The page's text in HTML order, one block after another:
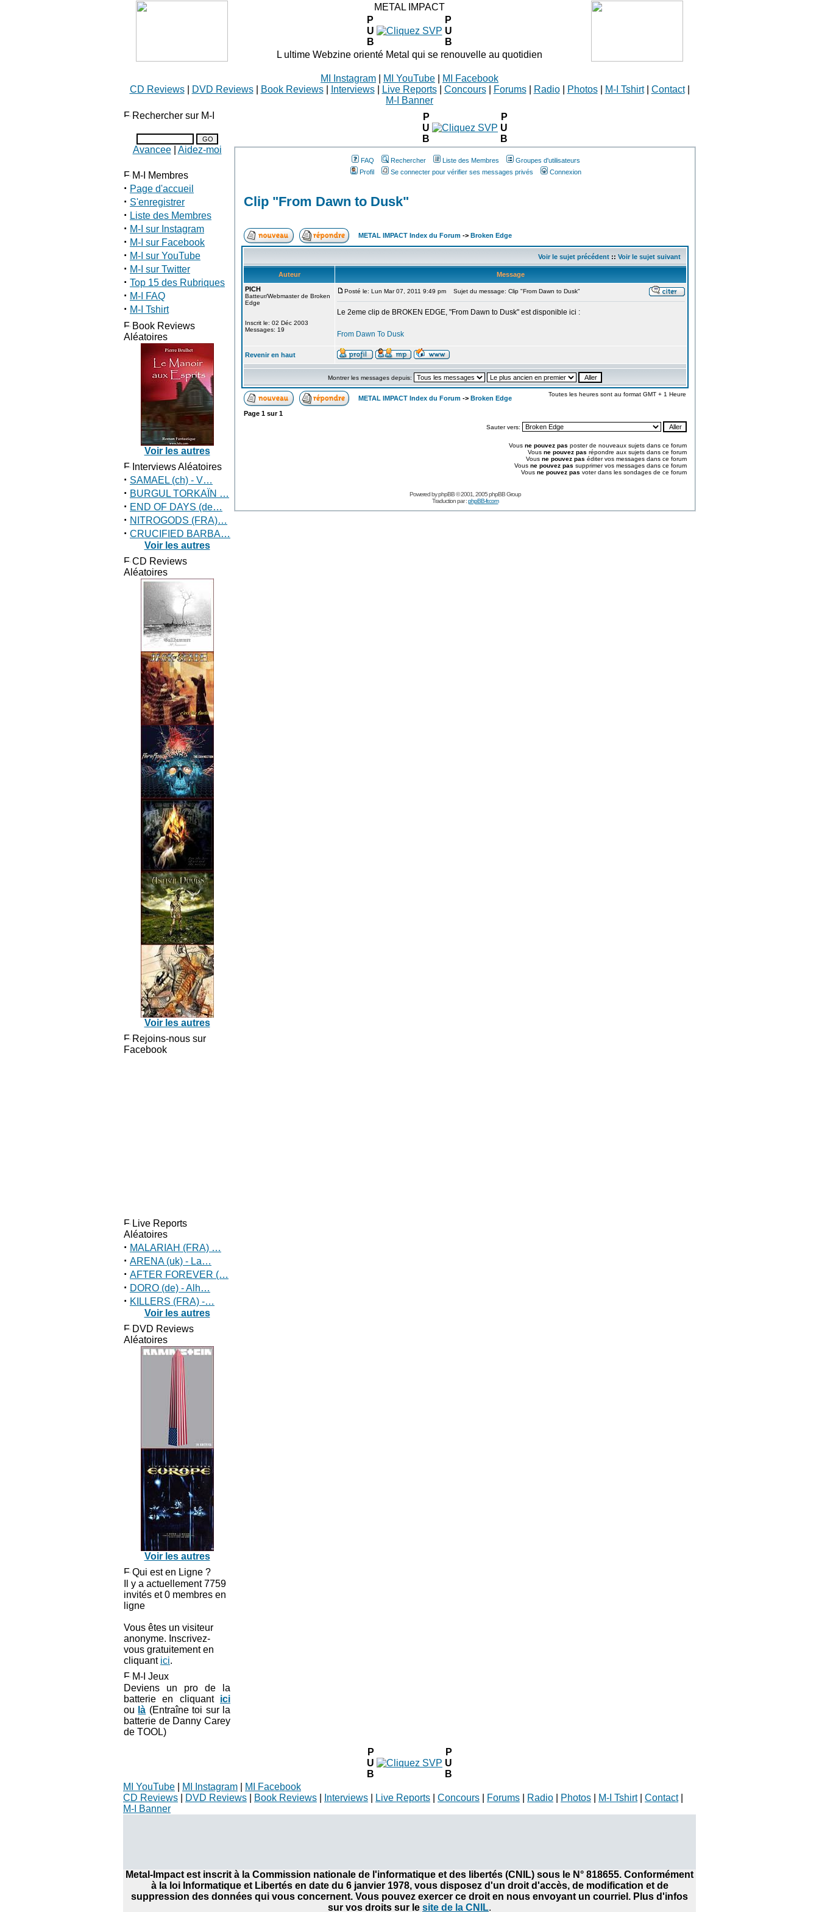
METAL IMPACT
P
U
B
P
U
B
L ultime Webzine orienté Metal qui se renouvelle au quotidien
MI Instagram MI YouTube
MI Facebook
CD Reviews| DVD Reviews| Book Reviews| Interviews| Live Reports| Concours| Forums| Radio| Photos| M-I Tshirt| Contact|
M-I Banner
Rechercher sur M-I
Avancee| Aidez-moi
M-I Membres
· Page d'accueil
· S'enregistrer
· Liste des Membres
· M-I sur Instagram
· M-I sur Facebook
· M-I sur YouTube
· M-I sur Twitter
· Top 15 des Rubriques
· M-I FAQ
· M-I Tshirt
Book Reviews
Aléatoires
Voir les autres
Interviews Aléatoires
· SAMAEL (ch) - V…
· BURGUL TORKAÏN …
· END OF DAYS (de…
· NITROGODS (FRA)…
· CRUCIFIED BARBA…
Voir les autres
CD Reviews
Aléatoires
Voir les autres
Rejoins-nous sur
Facebook
Live Reports
Aléatoires
· MALARIAH (FRA) …
· ARENA (uk) - La…
· AFTER FOREVER (…
· DORO (de) - Alh…
· KILLERS (FRA) -…
Voir les autres
DVD Reviews
Aléatoires
Voir les autres
Qui est en Ligne ?
Il y a actuellement 7759
invités et 0 membres en
ligne
Vous êtes un visiteur
anonyme. Inscrivez-
vous gratuitement en
cliquant ici.
M-I Jeux
Deviens un pro de la
batterie en cliquant ici
ou là (Entraîne toi sur la
batterie de Danny Carey
de TOOL)
P
U
B
P
U
B
FAQ Rechercher Liste des Membres
Groupes d'utilisateurs
Profil
Se connecter pour vérifier ses messages privés Connexion
Clip "From Dawn to Dusk"
METAL IMPACT Index du Forum -> Broken Edge
Voir le sujet précédent :: Voir le sujet suivant
Auteur
Message
PICH
Batteur/Webmaster de Broken
Edge
Inscrit le: 02 Déc 2003
Messages: 19
Posté le: Lun Mar 07, 2011 9:49 pm Sujet du message: Clip "From Dawn to Dusk"
Le 2eme clip de BROKEN EDGE, "From Dawn to Dusk" est disponible ici :
From Dawn To Dusk
Revenir en haut
Montrer les messages depuis:
METAL IMPACT Index du Forum -> Broken Edge
Toutes les heures sont au format GMT + 1 Heure
Page 1 sur1
Sauter vers:
Vous ne pouvez pas poster de nouveaux sujets dans ce forum
Vous ne pouvez pas répondre aux sujets dans ce forum
Vous ne pouvez pas éditer vos messages dans ce forum
Vous ne pouvez pas supprimer vos messages dans ce forum
Vous ne pouvez pas voter dans les sondages de ce forum
Powered byphpBB© 2001, 2005 phpBB Group
Traduction par :phpBB-fr.com
P
U
B
P
U
B
MI YouTube
MI Instagram
MI Facebook
CD Reviews
DVD Reviews Book Reviews Interviews Live Reports Concours Forums Radio Photos M-I Tshirt| Contact|
M-I Banner
Metal-Impact est inscrit à la Commission nationale de l'informatique et des libertés (CNIL) sous le N° 818655. Conformément
à la loi Informatique et Libertés en date du 6 janvier 1978, vous disposez d'un droit d'accès, de modification et de
suppression des données qui vous concernent. Vous pouvez exercer ce droit en nous envoyant un courriel. Plus d'infos
sur vos droits sur le site de la CNIL.